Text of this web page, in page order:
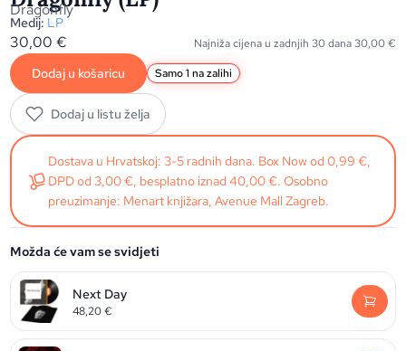
Dragonfly
Medij: LP
30,00€ Najniža cijena u zadnjih 30 dana30,00€
Dodaj u košaricu Samo 1 na zalihi
Dodaj u listu želja
Dostava u Hrvatskoj: 3-5 radnih dana. Box Now od 0,99 €,
DPD od 3,00 €, besplatno iznad 40,00 €. Osobno
preuzimanje: Menart knjižara, Avenue Mall Zagreb.
Možda će vam se svidjeti
Next Day
48,20€